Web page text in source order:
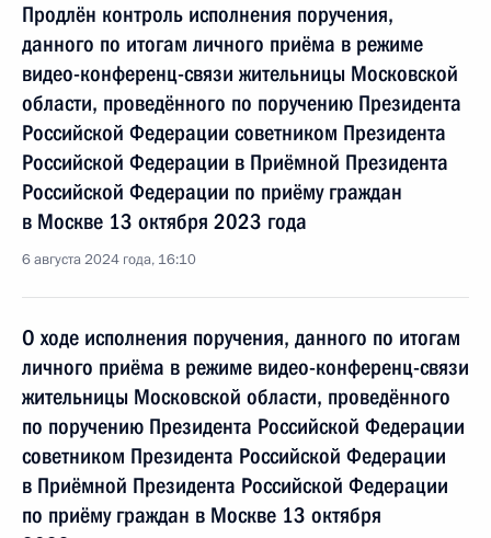
Продлён контроль исполнения поручения,
данного по итогам личного приёма в режиме
видео-конференц-связи жительницы Московской
области, проведённого по поручению Президента
Российской Федерации советником Президента
Российской Федерации в Приёмной Президента
Российской Федерации по приёму граждан
в Москве 13 октября 2023 года
6 августа 2024 года, 16:10
О ходе исполнения поручения, данного по итогам
личного приёма в режиме видео-конференц-связи
жительницы Московской области, проведённого
по поручению Президента Российской Федерации
советником Президента Российской Федерации
в Приёмной Президента Российской Федерации
по приёму граждан в Москве 13 октября